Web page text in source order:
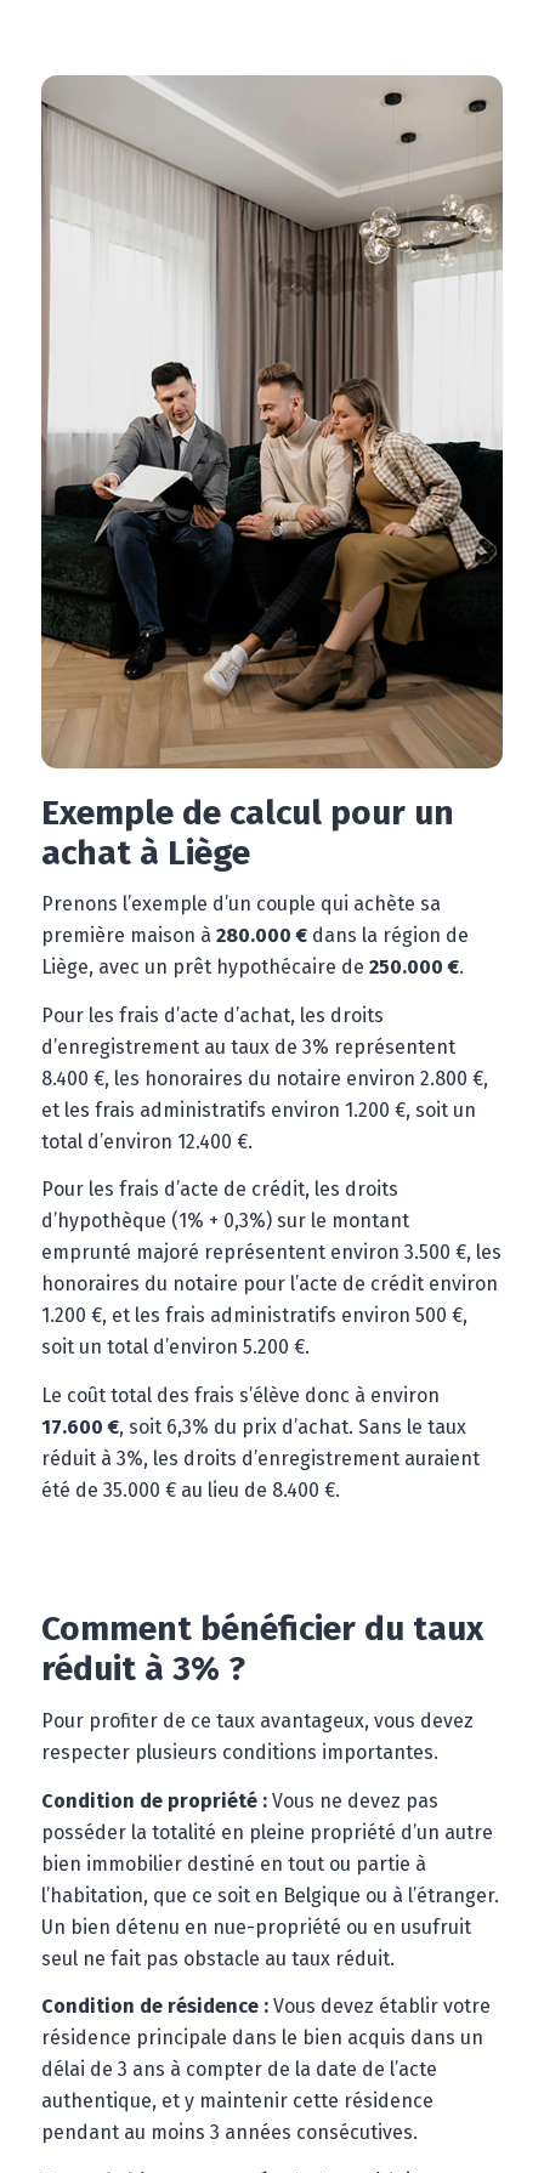
Exemple de calcul pour un
achat à Liège
Prenons l’exemple d’un couple qui achète sa
première maison à 280.000 €dans la région de
Liège, avec un prêt hypothécaire de 250.000 €.
Pour les frais d’acte d’achat, les droits
d’enregistrement au taux de 3% représentent
8.400 €, les honoraires du notaire environ 2.800 €,
et les frais administratifs environ 1.200 €, soit un
total d’environ 12.400 €.
Pour les frais d’acte de crédit, les droits
d’hypothèque (1% + 0,3%) sur le montant
emprunté majoré représentent environ 3.500 €, les
honoraires du notaire pour l’acte de crédit environ
1.200 €, et les frais administratifs environ 500 €,
soit un total d’environ 5.200 €.
Le coût total des frais s’élève donc à environ
17.600 €, soit 6,3% du prix d’achat. Sans le taux
réduit à 3%, les droits d’enregistrement auraient
été de 35.000 € au lieu de 8.400 €.
Comment bénéficier du taux
réduit à 3% ?
Pour profiter de ce taux avantageux, vous devez
respecter plusieurs conditions importantes.
Condition de propriété : Vous ne devez pas
posséder la totalité en pleine propriété d’un autre
bien immobilier destiné en tout ou partie à
l’habitation, que ce soit en Belgique ou à l’étranger.
Un bien détenu en nue-propriété ou en usufruit
seul ne fait pas obstacle au taux réduit.
Condition de résidence : Vous devez établir votre
résidence principale dans le bien acquis dans un
délai de 3 ans à compter de la date de l’acte
authentique, et y maintenir cette résidence
pendant au moins 3 années consécutives.